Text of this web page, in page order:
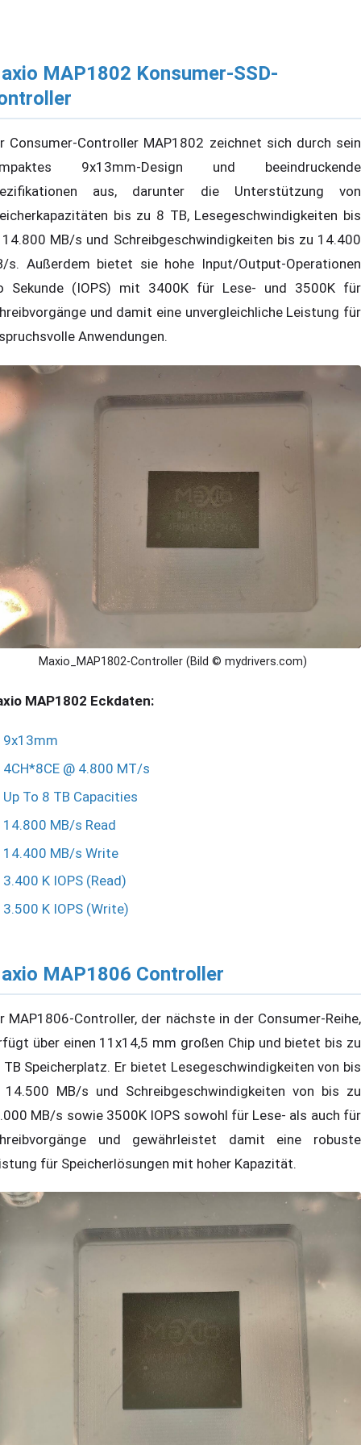
MAP1802 Konsumer-SSD-
Consumer-Controller MAP1802 zeichnet sich durch sein
9x13mm-Design und beeindruckende
aus, darunter die Unterstützung von
bis zu 8 TB, Lesegeschwindigkeiten bis
MB/s und Schreibgeschwindigkeiten bis zu 14.400
s. Außerdem bietet sie hohe Input/Output-Operationen
Sekunde (IOPS) mit 3400K für Lese- und 3500K für
und damit eine unvergleichliche Leistung für
Anwendungen.
Maxio_MAP1802-Controller (Bild © mydrivers.com)
MAP1802 Eckdaten:
9x13mm
4CH*8CE @ 4.800 MT/s
Up To 8 TB Capacities
14.800 MB/s Read
14.400 MB/s Write
3.400 K IOPS (Read)
3.500 K IOPS (Write)
MAP1806 Controller
MAP1806-Controller, der nächste in der Consumer-Reihe,
über einen 11x14,5 mm großen Chip und bietet bis zu
TB Speicherplatz. Er bietet Lesegeschwindigkeiten von bis
14.500 MB/s und Schreibgeschwindigkeiten von bis zu
MB/s sowie 3500K IOPS sowohl für Lese- als auch für
und gewährleistet damit eine robuste
für Speicherlösungen mit hoher Kapazität.